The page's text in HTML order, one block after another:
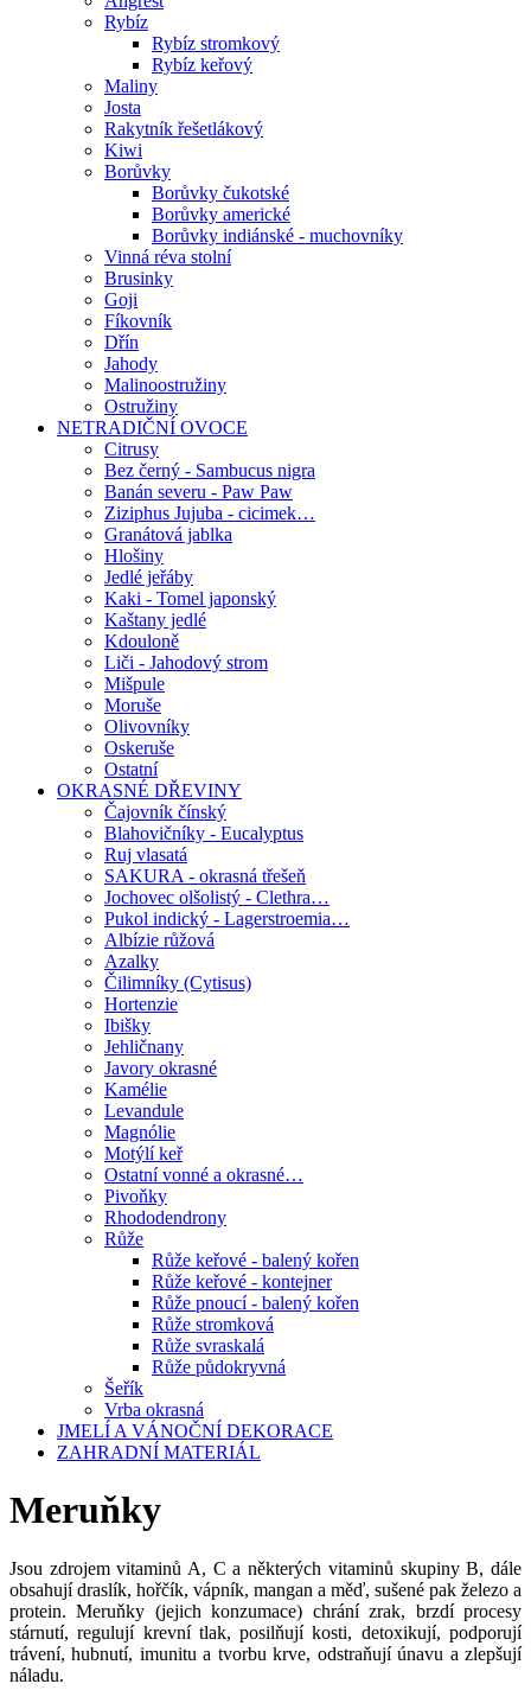
Rybíz
Rybíz stromkový
Rybíz keřový
Maliny
Josta
Rakytník řešetlákový
Kiwi
Borůvky
Borůvky čukotské
Borůvky americké
Borůvky indiánské - muchovníky
Vinná réva stolní
Brusinky
Goji
Fíkovník
Dřín
Jahody
Malinoostružiny
Ostružiny
NETRADIČNÍ OVOCE
Citrusy
Bez černý - Sambucus nigra
Banán severu - Paw Paw
Ziziphus Jujuba - cicimek…
Granátová jablka
Hlošiny
Jedlé jeřáby
Kaki - Tomel japonský
Kaštany jedlé
Kdouloně
Liči - Jahodový strom
Mišpule
Moruše
Olivovníky
Oskeruše
Ostatní
OKRASNÉ DŘEVINY
Čajovník čínský
Blahovičníky - Eucalyptus
Ruj vlasatá
SAKURA - okrasná třešeň
Jochovec olšolistý - Clethra…
Pukol indický - Lagerstroemia…
Albízie růžová
Azalky
Čilimníky (Cytisus)
Hortenzie
Ibišky
Jehličnany
Javory okrasné
Kamélie
Levandule
Magnólie
Motýlí keř
Ostatní vonné a okrasné…
Pivoňky
Rhododendrony
Růže
Růže keřové - balený kořen
Růže keřové - kontejner
Růže pnoucí - balený kořen
Růže stromková
Růže svraskalá
Růže půdokryvná
Šeřík
Vrba okrasná
JMELÍ A VÁNOČNÍ DEKORACE
ZAHRADNÍ MATERIÁL
Meruňky
Jsou zdrojem vitaminů A, C a některých vitaminů skupiny B, dále
obsahují draslík, hořčík, vápník, mangan a měď, sušené pak železo a
protein. Meruňky (jejich konzumace) chrání zrak, brzdí procesy
stárnutí, regulují krevní tlak, posilňují kosti, detoxikují, podporují
trávení, hubnutí, imunitu a tvorbu krve, odstraňují únavu a zlepšují
náladu.